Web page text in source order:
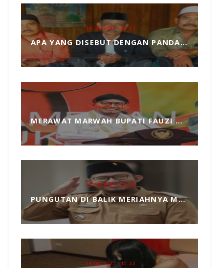
14/10/2025 - 14:53
APA YANG DISEBUT DENGAN PANDANGAN DUNIA, MARI KITA ULAS SECARA SEDERHANA
23/09/2025 - 12:25
MERAWAT MARWAH BUPATI FAUZI DARI TANGAN JAHIL PENYELENGGARA EVENT MCF 2025
12/09/2025 - 08:46
PUNGUTAN DI BALIK MERIAHNYA MADURA CULTURE FESTIVAL 2025 RP739 JUTA DAN PENGKHIANATAN TERHADAP BUPATI FAUZI
04/08/2025 - 15:33